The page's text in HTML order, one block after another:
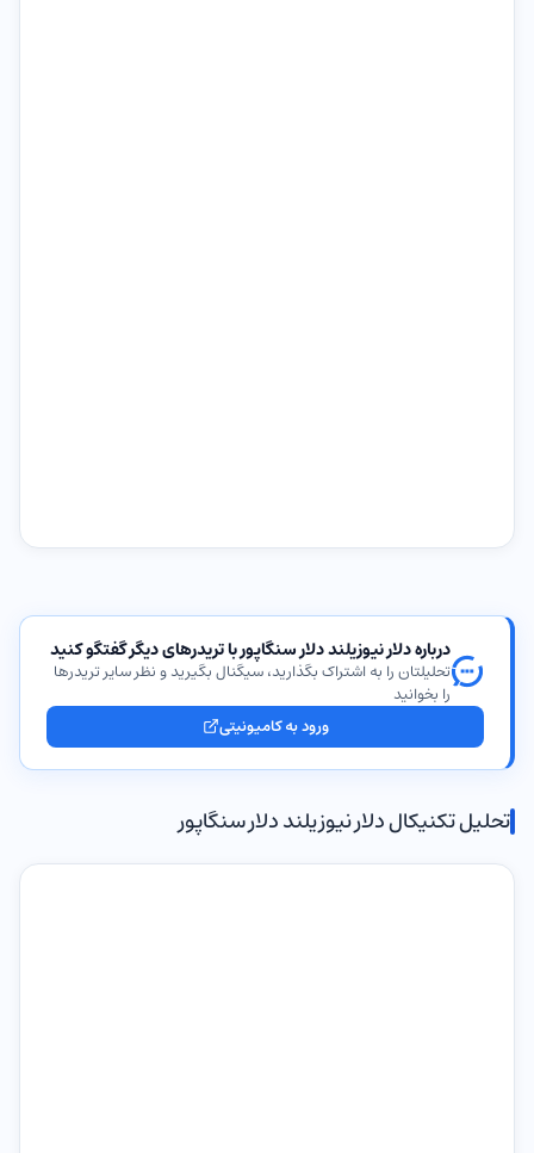
درباره دلار نیوزیلند دلار سنگاپور با تریدرهای دیگر گفتگو کنید
تحلیلتان را به اشتراک بگذارید، سیگنال بگیرید و نظر سایر تریدرها
را بخوانید
ورود به کامیونیتی
تحلیل تکنیکال دلار نیوزیلند دلار سنگاپور